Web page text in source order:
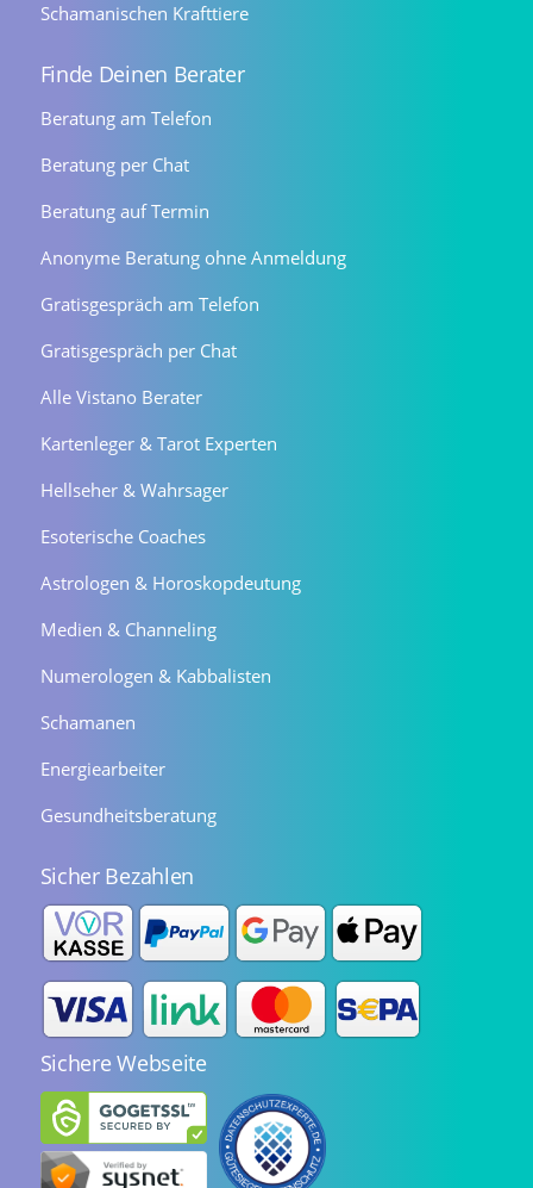
Schamanischen Krafttiere
Finde Deinen Berater
Beratung am Telefon
Beratung per Chat
Beratung auf Termin
Anonyme Beratung ohne Anmeldung
Gratisgespräch am Telefon
Gratisgespräch per Chat
Alle Vistano Berater
Kartenleger & Tarot Experten
Hellseher & Wahrsager
Esoterische Coaches
Astrologen & Horoskopdeutung
Medien & Channeling
Numerologen & Kabbalisten
Schamanen
Energiearbeiter
Gesundheitsberatung
Sicher Bezahlen
Sichere Webseite